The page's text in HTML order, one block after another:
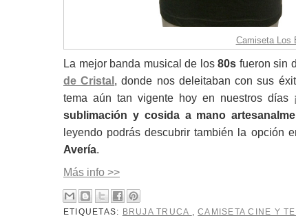
Camiseta Los
La mejor banda musical de los80s fueron sin
de Cristal , donde nos deleitaban con sus
tema aún tan vigente hoy en nuestros días
sublimación y cosida a mano
leyendo podrás descubrir también la opción
Avería.
Más info >>
ETIQUETAS: BRUJA TRUCA ,CAMISETA CINE Y